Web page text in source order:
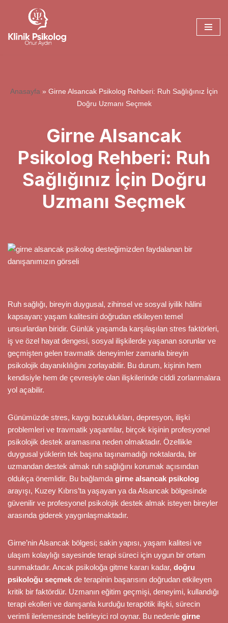
geç
Anasayfa » Girne Alsancak Psikolog Rehberi: Ruh Sağlığınız İçin
Doğru Uzmanı Seçmek
Girne Alsancak
Psikolog Rehberi: Ruh
Sağlığınız İçin Doğru
Uzmanı Seçmek
Ruh sağlığı, bireyin duygusal, zihinsel ve sosyal iyilik hâlini
kapsayan; yaşam kalitesini doğrudan etkileyen temel
unsurlardan biridir. Günlük yaşamda karşılaşılan stres faktörleri,
iş ve özel hayat dengesi, sosyal ilişkilerde yaşanan sorunlar ve
geçmişten gelen travmatik deneyimler zamanla bireyin
psikolojik dayanıklılığını zorlayabilir. Bu durum, kişinin hem
kendisiyle hem de çevresiyle olan ilişkilerinde ciddi zorlanmalara
yol açabilir.
Günümüzde stres, kaygı bozuklukları, depresyon, ilişki
problemleri ve travmatik yaşantılar, birçok kişinin profesyonel
psikolojik destek aramasına neden olmaktadır. Özellikle
duygusal yüklerin tek başına taşınamadığı noktalarda, bir
uzmandan destek almak ruh sağlığını korumak açısından
oldukça önemlidir. Bu bağlamda girne alsancak psikolog
arayışı, Kuzey Kıbrıs’ta yaşayan ya da Alsancak bölgesinde
güvenilir ve profesyonel psikolojik destek almak isteyen bireyler
arasında giderek yaygınlaşmaktadır.
Girne’nin Alsancak bölgesi; sakin yapısı, yaşam kalitesi ve
ulaşım kolaylığı sayesinde terapi süreci için uygun bir ortam
sunmaktadır. Ancak psikoloğa gitme kararı kadar, doğru
psikoloğu seçmek de terapinin başarısını doğrudan etkileyen
kritik bir faktördür. Uzmanın eğitim geçmişi, deneyimi, kullandığı
terapi ekolleri ve danışanla kurduğu terapötik ilişki, sürecin
verimli ilerlemesinde belirleyici rol oynar. Bu nedenle girne